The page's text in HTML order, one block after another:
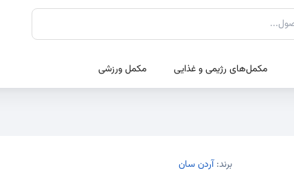
مکمل‌های رژیمی و غذایی مکمل ورزشی
برند: آردن سان